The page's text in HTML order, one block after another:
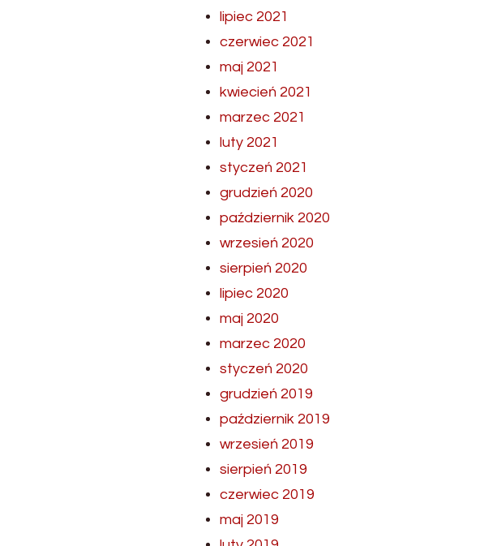
lipiec 2021
czerwiec 2021
maj 2021
kwiecień 2021
marzec 2021
luty 2021
styczeń 2021
grudzień 2020
październik 2020
wrzesień 2020
sierpień 2020
lipiec 2020
maj 2020
marzec 2020
styczeń 2020
grudzień 2019
październik 2019
wrzesień 2019
sierpień 2019
czerwiec 2019
maj 2019